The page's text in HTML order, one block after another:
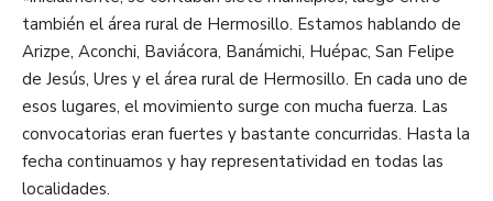
también el área rural de Hermosillo. Estamos hablando de
Arizpe, Aconchi, Baviácora, Banámichi, Huépac, San Felipe
de Jesús, Ures y el área rural de Hermosillo. En cada uno de
esos lugares, el movimiento surge con mucha fuerza. Las
convocatorias eran fuertes y bastante concurridas. Hasta la
fecha continuamos y hay representatividad en todas las
localidades.